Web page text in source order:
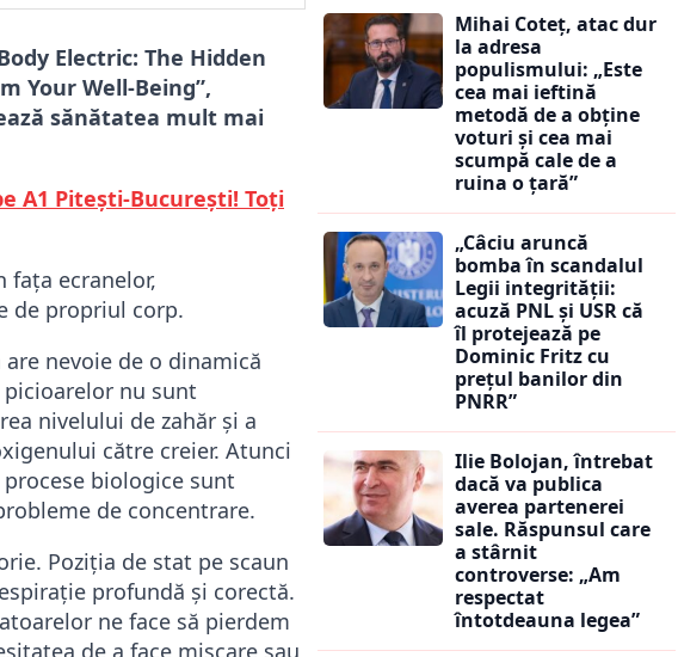
Electric: The Hidden
Your Well-Being”,
sănătatea mult mai
A1 Pitești-București! Toți
fața ecranelor,
de propriul corp.
nevoie de o dinamică
nu sunt
nivelului de zahăr și a
către creier. Atunci
biologice sunt
de concentrare.
Poziția de stat pe scaun
profundă și corectă.
ne face să pierdem
de a face mișcare sau
Mihai Coteț, atac dur
la adresa
populismului: „Este
cea mai ieftină
metodă de a obține
voturi și cea mai
scumpă cale de a
ruina o țară”
„Câciu aruncă
bomba în scandalul
Legii integrității:
acuză PNL și USR că
îl protejează pe
Dominic Fritz cu
prețul banilor din
PNRR”
Ilie Bolojan, întrebat
dacă va publica
averea partenerei
sale. Răspunsul care
a stârnit
controverse: „Am
respectat
întotdeauna legea”